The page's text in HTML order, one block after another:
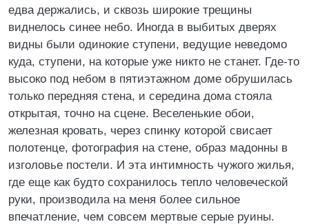
едва держались, и сквозь широкие трещины
виднелось синее небо. Иногда в выбитых дверях
видны были одинокие ступени, ведущие неведомо
куда, ступени, на которые уже никто не станет. Где-то
высоко под небом в пятиэтажном доме обрушилась
только передняя стена, и середина дома стояла
открытая, точно на сцене. Веселенькие обои,
железная кровать, через спинку которой свисает
полотенце, фотография на стене, образ мадонны в
изголовье постели. И эта интимность чужого жилья,
где еще как будто сохранилось тепло человеческой
руки, производила на меня более сильное
впечатление, чем совсем мертвые серые руины.